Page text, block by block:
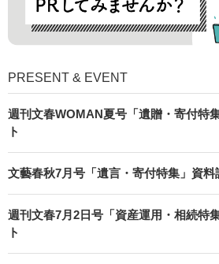
PRESENT & EVENT
週刊文春WOMAN夏号「遺贈・寄付特
ト
文藝春秋7月号「遺言・寄付特集」資料
週刊文春7月2日号「資産運用・相続特
ト